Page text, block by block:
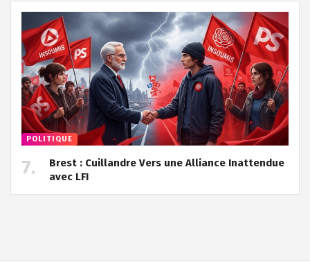
POLITIQUE
Brest : Cuillandre Vers une Alliance Inattendue
avec LFI